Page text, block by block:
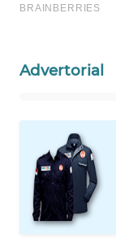
Advertorial
WAHANA
WAHANA
LAPAK
WAHANA
Wahana
Network